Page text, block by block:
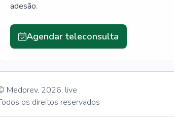
adesão.
Agendar teleconsulta
Medprev, 2026, live
os direitos reservados